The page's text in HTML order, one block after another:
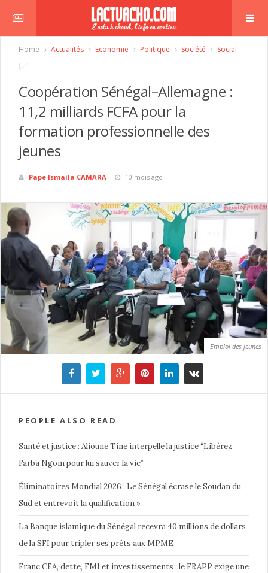
Home Actualités Economie Politique Société Social
Coopération Sénégal–Allemagne :
11,2 milliards FCFA pour la
formation professionnelle des
jeunes
Pape Ismaïla CAMARA 10 mois ago
Emploi des jeunes
PEOPLE ALSO READ
Santé et justice : Alioune Tine interpelle la justice “Libérez
Farba Ngom pour lui sauver la vie”
Éliminatoires Mondial 2026 : Le Sénégal écrase le Soudan du
Sud et entrevoit la qualification »
La Banque islamique du Sénégal recevra 40 millions de dollars
de la SFI pour tripler ses prêts aux MPME
Franc CFA, dette, FMI et investissements : le FRAPP exige une